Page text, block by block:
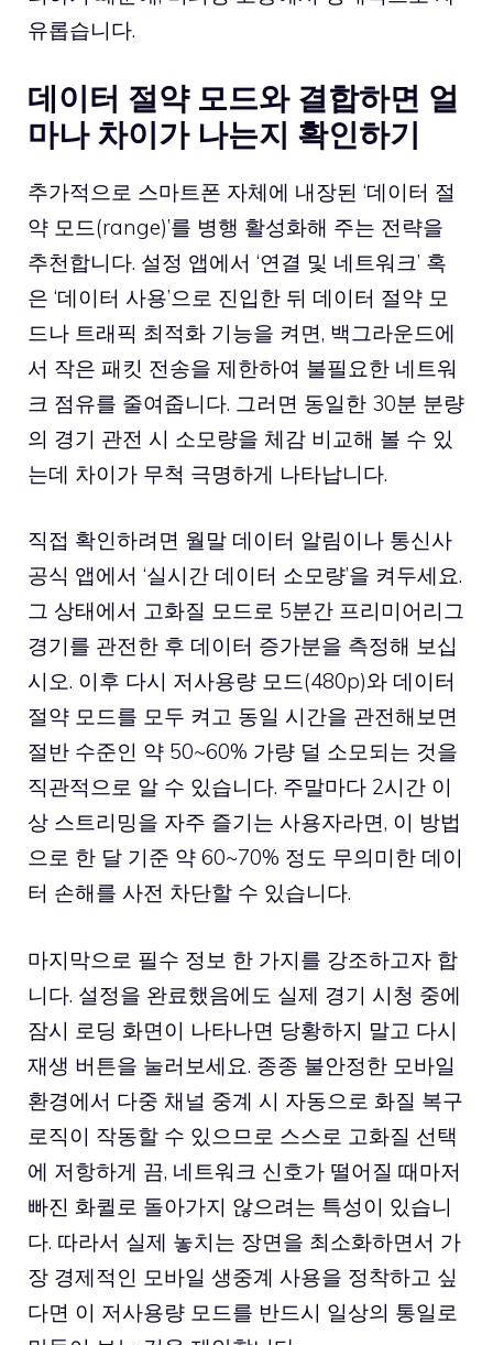
유롭습니다.
데이터 절약 모드와 결합하면 얼
마나 차이가 나는지 확인하기
추가적으로 스마트폰 자체에 내장된 ‘데이터 절
약 모드(range)’를 병행 활성화해 주는 전략을
추천합니다. 설정 앱에서 ‘연결 및 네트워크’ 혹
은 ‘데이터 사용’으로 진입한 뒤 데이터 절약 모
드나 트래픽 최적화 기능을 켜면, 백그라운드에
서 작은 패킷 전송을 제한하여 불필요한 네트워
크 점유를 줄여줍니다. 그러면 동일한 30분 분량
의 경기 관전 시 소모량을 체감 비교해 볼 수 있
는데 차이가 무척 극명하게 나타납니다.
직접 확인하려면 월말 데이터 알림이나 통신사
공식 앱에서 ‘실시간 데이터 소모량’을 켜두세요.
그 상태에서 고화질 모드로 5분간 프리미어리그
경기를 관전한 후 데이터 증가분을 측정해 보십
시오. 이후 다시 저사용량 모드(480p)와 데이터
절약 모드를 모두 켜고 동일 시간을 관전해보면
절반 수준인 약 50~60% 가량 덜 소모되는 것을
직관적으로 알 수 있습니다. 주말마다 2시간 이
상 스트리밍을 자주 즐기는 사용자라면, 이 방법
으로 한 달 기준 약 60~70% 정도 무의미한 데이
터 손해를 사전 차단할 수 있습니다.
마지막으로 필수 정보 한 가지를 강조하고자 합
니다. 설정을 완료했음에도 실제 경기 시청 중에
잠시 로딩 화면이 나타나면 당황하지 말고 다시
재생 버튼을 눌러보세요. 종종 불안정한 모바일
환경에서 다중 채널 중계 시 자동으로 화질 복구
로직이 작동할 수 있으므로 스스로 고화질 선택
에 저항하게 끔, 네트워크 신호가 떨어질 때마저
빠진 화퀼로 돌아가지 않으려는 특성이 있습니
다. 따라서 실제 놓치는 장면을 최소화하면서 가
장 경제적인 모바일 생중계 사용을 정착하고 싶
다면 이 저사용량 모드를 반드시 일상의 통일로